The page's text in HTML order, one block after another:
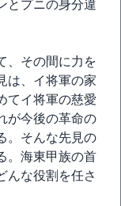
とプニの身分違
、その間に力を
は、イ将軍の家
てイ将軍の慈愛
が今後の革命の
。そんな先見の
。海東甲族の首
んな役割を任さ